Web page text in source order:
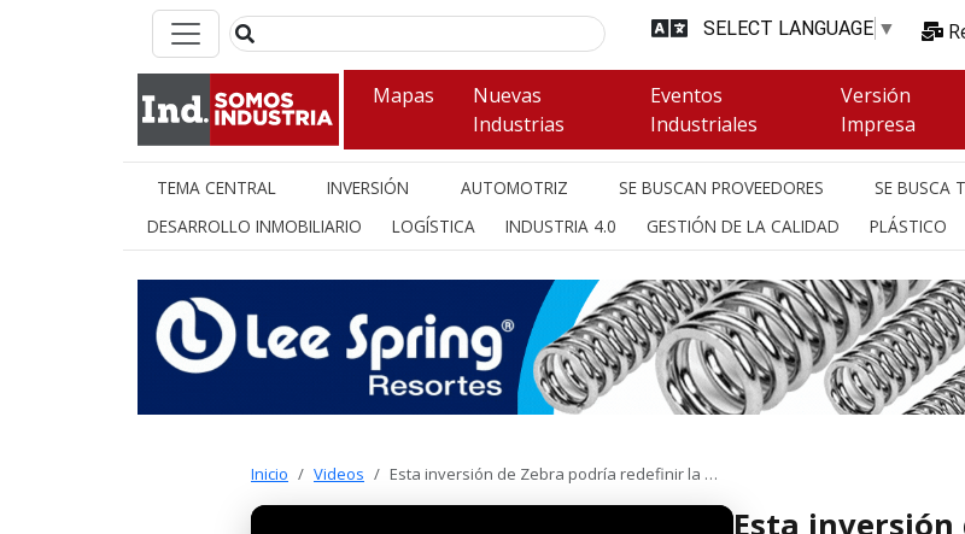
SELECT LANGUAGE ▼
Mapas
Nuevas
Industrias
Eventos
Industriales
Versión
Impresa
TEMA CENTRAL INVERSIÓN AUTOMOTRIZ SE BUSCAN PROVEEDORES SE BUSCA
DESARROLLO INMOBILIARIO
LOGÍSTICA INDUSTRIA 4.0 GESTIÓN DE LA CALIDAD PLÁSTICO
Inicio Videos Esta inversión de Zebra podría redefinir la …
Esta